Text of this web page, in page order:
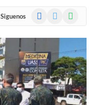
Siguenos Facebook